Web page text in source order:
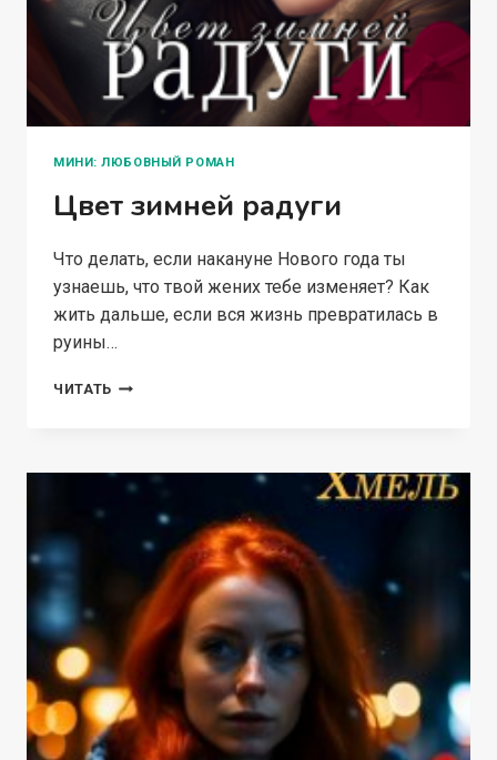
МИНИ: ЛЮБОВНЫЙ РОМАН
Цвет зимней радуги
Что делать, если накануне Нового года ты
узнаешь, что твой жених тебе изменяет? Как
жить дальше, если вся жизнь превратилась в
руины…
ЧИТАТЬ ЦВЕТ